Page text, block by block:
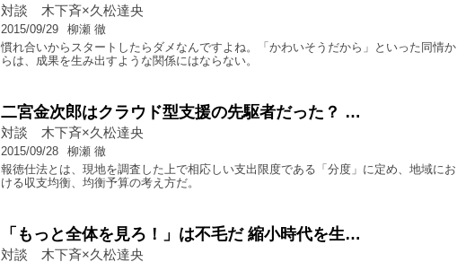
対談 木下斉×久松達央
2015/09/29
柳瀬 徹
慣れ合いからスタートしたらダメなんですよね。「かわいそうだから」といった同情か
らは、成果を生み出すような関係にはならない。
二宮金次郎はクラウド型支援の先駆者だった？ …
対談 木下斉×久松達央
2015/09/28
柳瀬 徹
報徳仕法とは、現地を調査した上で相応しい支出限度である「分度」に定め、地域にお
ける収支均衡、均衡予算の考え方だ。
「もっと全体を見ろ！」は不毛だ 縮小時代を生…
対談 木下斉×久松達央